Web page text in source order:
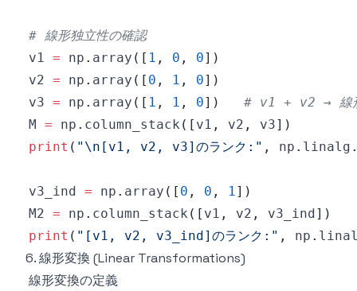
# 線形独立性の確認
v1 = np . array ( [ 1 , 0 , 0] )
v2 = np . array ( [ 0 , 1 , 0] )
v3 = np . array ( [ 1 , 1 , 0] )
# v1 + v2 → 線
M = np . column_stack ( [ v1 , v2 , v3] )
print ( "\n[v1, v2, v3]のランク:" , np . linalg
v3_ind = np . array ( [ 0 , 0 , 1] )
M2 = np . column_stack ( [ v1 , v2 , v3_ind] )
print ( "[v1, v2, v3_ind]のランク:" , np .
6. 線形変換 (Linear Transformations)
線形変換の定義